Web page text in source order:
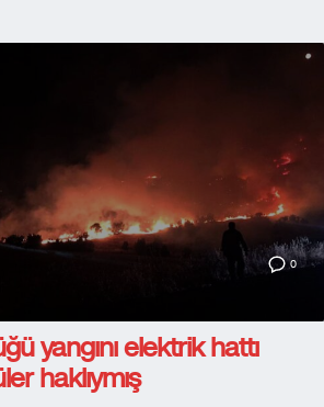
0
yangını elektrik hattı
haklıymış